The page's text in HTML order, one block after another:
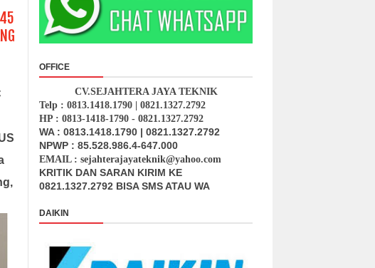
OFFICE
CV.SEJAHTERA JAYA TEKNIK
Telp : 0813.1418.1790 | 0821.1327.2792
HP : 0813-1418-1790 - 0821.1327.2792
WA : 0813.1418.1790 | 0821.1327.2792
NPWP : 85.528.986.4-647.000
EMAIL : sejahterajayateknik@yahoo.com
KRITIK DAN SARAN KIRIM KE
0821.1327.2792 BISA SMS ATAU WA
DAIKIN